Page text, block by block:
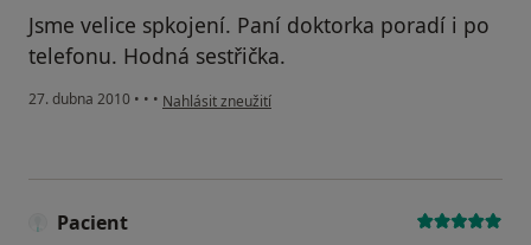
Jsme velice spkojení. Paní doktorka poradí i po
telefonu. Hodná sestřička.
27. dubna 2010 • • • podle názoru uživatele Pacient
Nahlásit zneužití
Pacient